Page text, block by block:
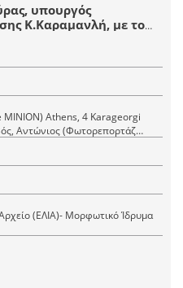
υπουργός
Κ.Καραμανλή, με το
4 Karageorgi
Αντώνιος (Φωτορεπορτάζ
4 / Βουλής 34
Αρχείο (ΕΛΙΑ)- Μορφωτικό Ίδρυμα